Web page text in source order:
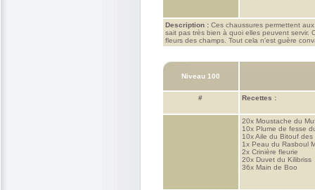
Description : Ces chaussures permettent
sait pas très bien à quoi elles peuvent servir.
fleurs des champs. Tout cela n'est guère
Niveau 100
# Recettes :
20x Moustache du
10x Plume de fesse
10xAile du Bitouf des
1x Peau du Rasboul
2x Crinière fleurie
20x Duvet du Kilibriss
36x Main de Boo